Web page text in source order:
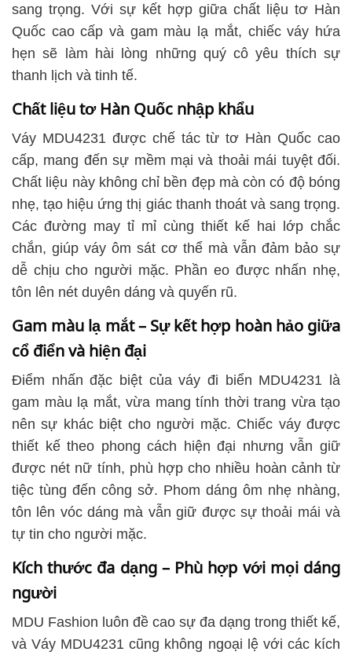
sang trọng. Với sự kết hợp giữa chất liệu tơ Hàn
Quốc cao cấp và gam màu lạ mắt, chiếc váy hứa
hẹn sẽ làm hài lòng những quý cô yêu thích sự
thanh lịch và tinh tế.
Chất liệu tơ Hàn Quốc nhập khẩu
Váy MDU4231 được chế tác từ tơ Hàn Quốc cao
cấp, mang đến sự mềm mại và thoải mái tuyệt đối.
Chất liệu này không chỉ bền đẹp mà còn có độ bóng
nhẹ, tạo hiệu ứng thị giác thanh thoát và sang trọng.
Các đường may tỉ mỉ cùng thiết kế hai lớp chắc
chắn, giúp váy ôm sát cơ thể mà vẫn đảm bảo sự
dễ chịu cho người mặc. Phần eo được nhấn nhẹ,
tôn lên nét duyên dáng và quyến rũ.
Gam màu lạ mắt – Sự kết hợp hoàn hảo giữa
cổ điển và hiện đại
Điểm nhấn đặc biệt của váy đi biển MDU4231 là
gam màu lạ mắt, vừa mang tính thời trang vừa tạo
nên sự khác biệt cho người mặc. Chiếc váy được
thiết kế theo phong cách hiện đại nhưng vẫn giữ
được nét nữ tính, phù hợp cho nhiều hoàn cảnh từ
tiệc tùng đến công sở. Phom dáng ôm nhẹ nhàng,
tôn lên vóc dáng mà vẫn giữ được sự thoải mái và
tự tin cho người mặc.
Kích thước đa dạng – Phù hợp với mọi dáng
người
MDU Fashion luôn đề cao sự đa dạng trong thiết kế,
và Váy MDU4231 cũng không ngoại lệ với các kích